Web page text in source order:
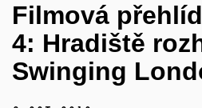
Filmová
4: Hradiště
Swinging